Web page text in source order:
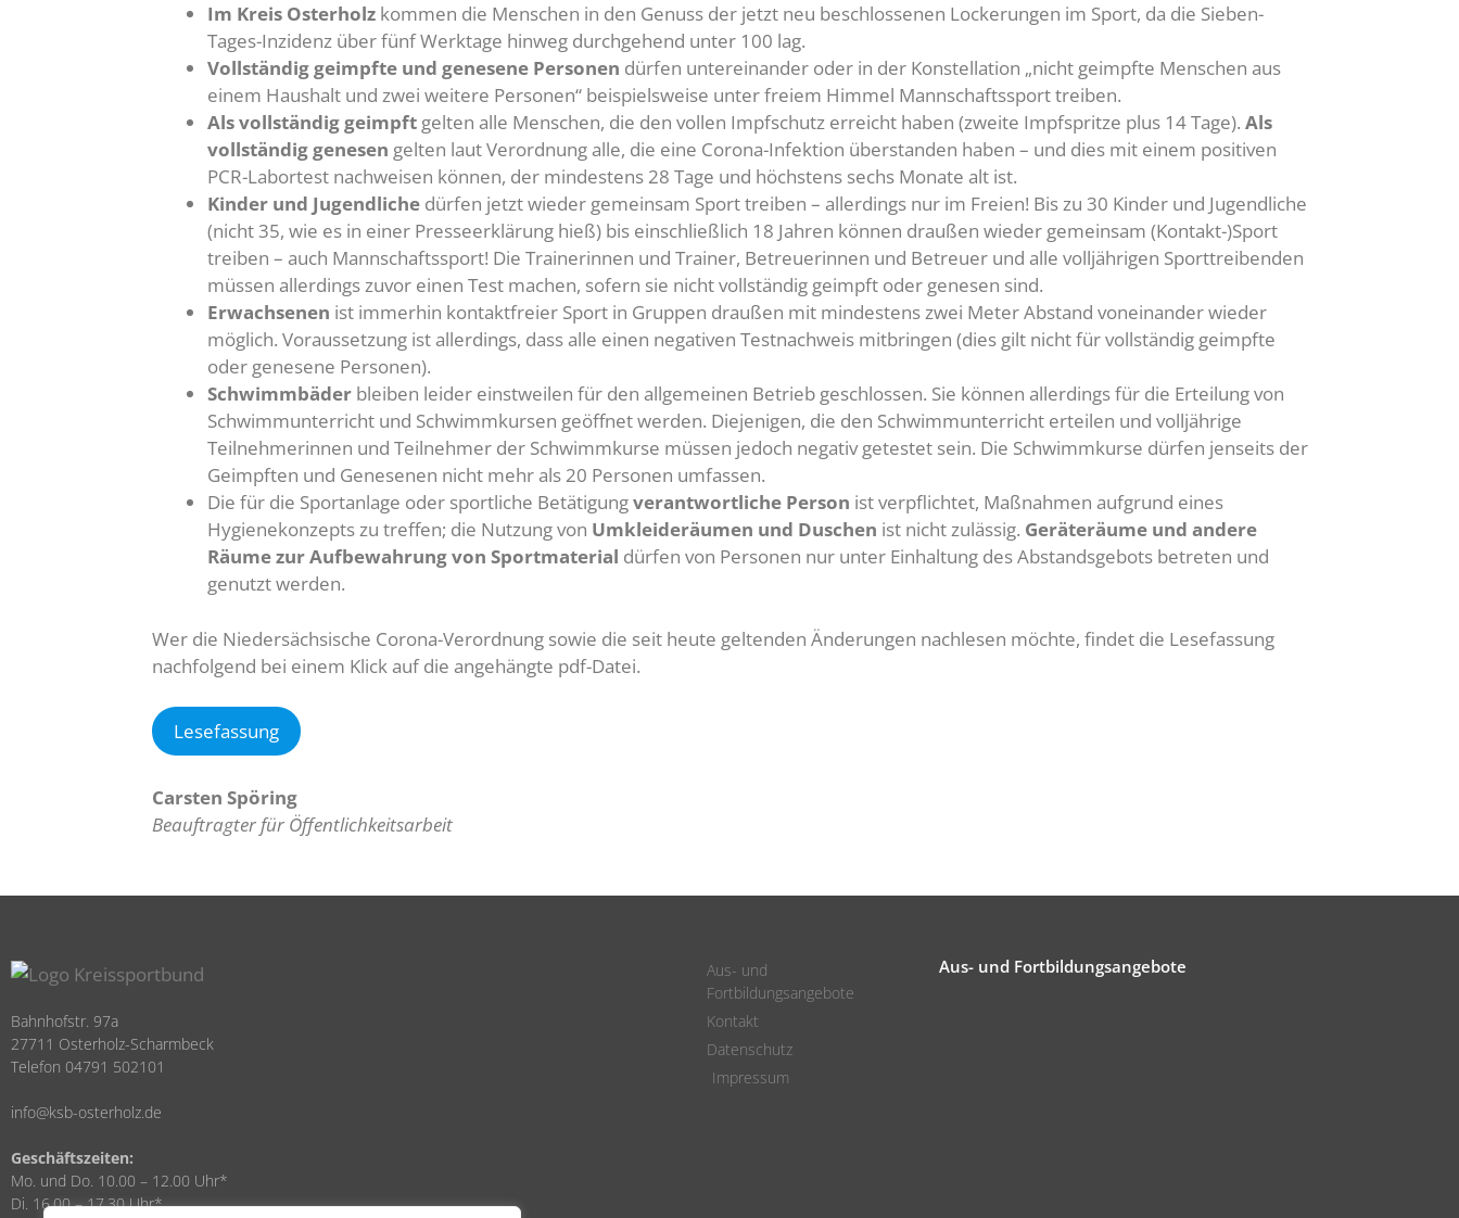
Im Kreis Osterholzkommen die Menschen in den Genuss der jetzt neu beschlossenen Lockerungen im Sport, da die Sieben-
Tages-Inzidenz über fünf Werktage hinweg durchgehend unter 100 lag.
Vollständig geimpfte und genesene Personen dürfen untereinander oder in der Konstellation „nicht geimpfte Menschen aus
einem Haushalt und zwei weitere Personen“ beispielsweise unter freiem Himmel Mannschaftssport treiben.
Als vollständig geimpftgelten alle Menschen, die den vollen Impfschutz erreicht haben (zweite Impfspritze plus 14 Tage). Als
vollständig genesen gelten laut Verordnung alle, die eine Corona-Infektion überstanden haben – und dies mit einem positiven
PCR-Labortest nachweisen können, der mindestens 28 Tage und höchstens sechs Monate alt ist.
Kinder und Jugendlichedürfen jetzt wieder gemeinsam Sport treiben – allerdings nur im Freien! Bis zu 30 Kinder und Jugendliche
(nicht 35, wie es in einer Presseerklärung hieß) bis einschließlich 18 Jahren können draußen wieder gemeinsam (Kontakt-)Sport
treiben – auch Mannschaftssport! Die Trainerinnen und Trainer, Betreuerinnen und Betreuer und alle volljährigen Sporttreibenden
müssen allerdings zuvor einen Test machen, sofern sie nicht vollständig geimpft oder genesen sind.
Erwachsenen ist immerhin kontaktfreier Sport in Gruppen draußen mit mindestens zwei Meter Abstand voneinander wieder
möglich. Voraussetzung ist allerdings, dass alle einen negativen Testnachweis mitbringen (dies gilt nicht für vollständig geimpfte
oder genesene Personen).
Schwimmbäderbleiben leider einstweilen für den allgemeinen Betrieb geschlossen. Sie können allerdings für die Erteilung von
Schwimmunterricht und Schwimmkursen geöffnet werden. Diejenigen, die den Schwimmunterricht erteilen und volljährige
Teilnehmerinnen und Teilnehmer der Schwimmkurse müssen jedoch negativ getestet sein. Die Schwimmkurse dürfen jenseits der
Geimpften und Genesenen nicht mehr als 20 Personen umfassen.
Die für die Sportanlage oder sportliche Betätigungverantwortliche Person ist verpflichtet, Maßnahmen aufgrund eines
Hygienekonzepts zu treffen; die Nutzung von Umkleideräumen und Duschen ist nicht zulässig. Geräteräume und andere
Räume zur Aufbewahrung von Sportmaterial dürfen von Personen nur unter Einhaltung des Abstandsgebots betreten und
genutzt werden.
Wer die Niedersächsische Corona-Verordnung sowie die seit heute geltenden Änderungen nachlesen möchte, findet die Lesefassung
nachfolgend bei einem Klick auf die angehängte pdf-Datei.
Lesefassung
Carsten Spöring
Beauftragter für Öffentlichkeitsarbeit
Bahnhofstr. 97a
27711 Osterholz-Scharmbeck
Telefon 04791 502101
info@ksb-osterholz.de
Geschäftszeiten:
Mo. und Do. 10.00 – 12.00 Uhr*
Di. 16.00 – 17.30 Uhr*
Aus- und
Fortbildungsangebote
Kontakt
Datenschutz
Impressum
Aus- und Fortbildungsangebote